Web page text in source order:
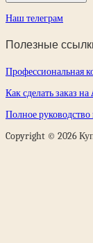
Наш телеграм
Полезные
Профессиональная
Как сделать заказ
Полное
Copyright © 2026